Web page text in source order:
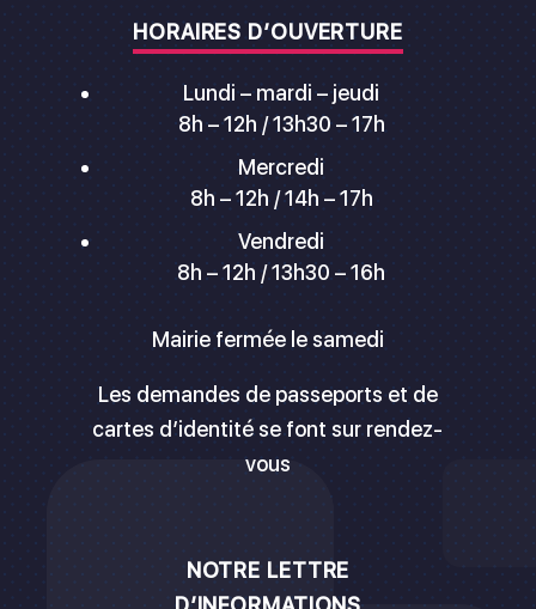
HORAIRES D’OUVERTURE
Lundi – mardi – jeudi
8h – 12h / 13h30 – 17h
Mercredi
8h – 12h / 14h – 17h
Vendredi
8h – 12h / 13h30 – 16h
Mairie fermée le samedi
Les demandes de passeports et de
cartes d’identité se font sur rendez-
vous
NOTRE LETTRE